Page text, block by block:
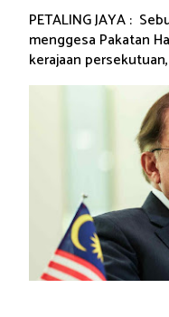
PETALING JAYA :
menggesa Pakatan
kerajaan